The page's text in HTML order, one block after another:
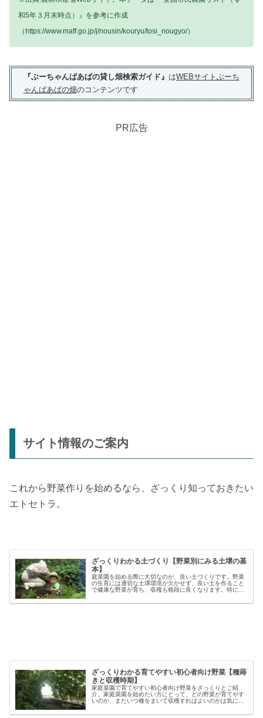
和5年３月末時点）』を参考に作成
（https://www.maff.go.jp/j/nousin/kouryu/tosi_nougyo/）
『ぶーちゃんばあばの貸し畑検索ガイド』 はWEBサイトぶーち
ゃんばあばの畑のコンテンツです
PR広告
サイト情報のご案内
これから野菜作りを始めるなら、ざっくり知っておきたい
エトセトラ。
ざっくりわかる土づくり【野菜別にみる土壌の基
本】
庭菜園を始める際に大切なのが、良い土づくりです。野菜
の生育には適切な土壌環境が欠かせず、良い土を作ること
で健康な野菜が育ち、収穫も格段に良くなります。特に初
家庭菜園で失敗しないコツと言える...
ざっくりわかる育てやすい初心者向け野菜【種蒔
きと収穫時期】
家庭菜園で育てやすい初心者向け野菜をざっくりとご紹
介。家庭菜園を始めたい方にとって、どの野菜が育てやす
いのか、またいつ種をまいて収穫すればよいのかは気にな
類でも「早生」「中生」「晩生」など...